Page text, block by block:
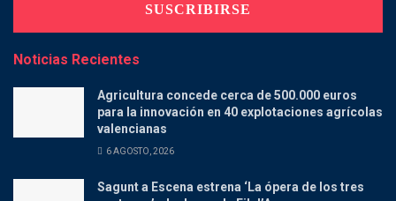
Noticias Recientes
Agricultura concede cerca de 500.000 euros
para la innovación en 40 explotaciones agrícolas
valencianas
6 AGOSTO, 2026
Sagunt a Escena estrena ‘La ópera de los tres